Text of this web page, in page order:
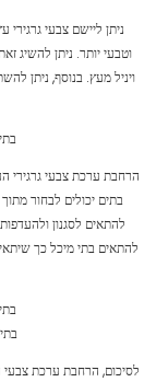
ניתן ליישם צבעי
וטבעי יותר. ניתן להשיג
ויניל מעץ. בנוסף, ניתן
הרחבת ערכת צבעי גרגירי
בתים יכולים לבחור מתוך
להתאים לסגנון
להתאים בתי מיכל כך
לסיכום, הרחבת ערכת